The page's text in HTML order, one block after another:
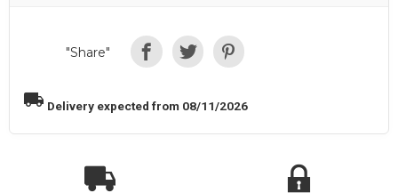
"Share"
local_shipping Delivery expected from 08/11/2026